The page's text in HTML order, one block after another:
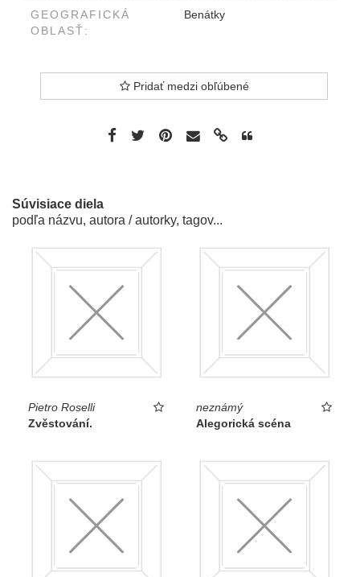
GEOGRAFICKÁ
OBLASŤ:
Benátky
Pridať medzi obľúbené
Súvisiace diela
podľa názvu, autora / autorky, tagov...
Pietro Roselli
Zvěstování.
neznámý
Alegorická scéna